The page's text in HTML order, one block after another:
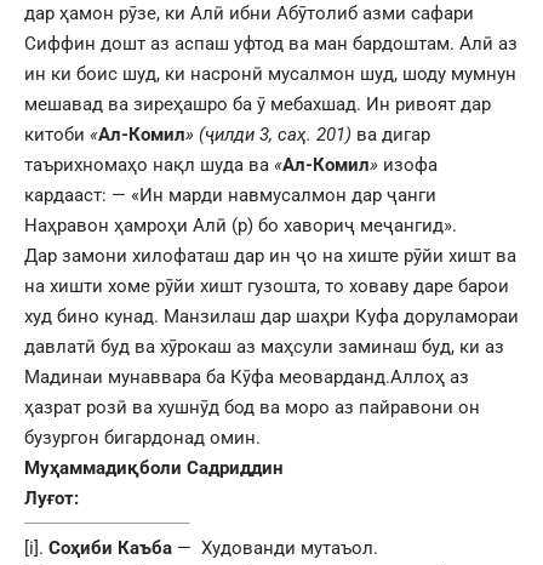
дар ҳамон рӯзе, ки Алӣ ибни Абӯтолиб азми сафари
Сиффин дошт аз аспаш уфтод ва ман бардоштам. Алӣ аз
ин ки боис шуд, ки насронӣ мусалмон шуд, шоду мумнун
мешавад ва зиреҳашро ба ӯ мебахшад. Ин ривоят дар
китоби «Ал-Комил» (ҷилди 3, саҳ. 201) ва дигар
таърихномаҳо нақл шуда ва «Ал-Комил» изофа
кардааст: — «Ин марди навмусалмон дар ҷанги
Наҳравон ҳамроҳи Алӣ (р) бо хавориҷ меҷангид».
Дар замони хилофаташ дар ин ҷо на хиште рӯйи хишт ва
на хишти хоме рӯйи хишт гузошта, то ховаву даре барои
худ бино кунад. Манзилаш дар шаҳри Куфа доруламораи
давлатӣ буд ва хӯрокаш аз маҳсули заминаш буд, ки аз
Мадинаи мунаввара ба Кӯфа меоварданд.Аллоҳ аз
ҳазрат розӣ ва хушнӯд бод ва моро аз пайравони он
бузургон бигардонад омин.
Муҳаммадиқболи Садриддин
Луғот:
[i]. Соҳиби Каъба — Худованди мутаъол.